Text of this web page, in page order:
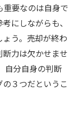
重要なのは自身で
にしながらも、
う。売却が終わ
力は欠かせませ
自分自身の判断
３つだというこ